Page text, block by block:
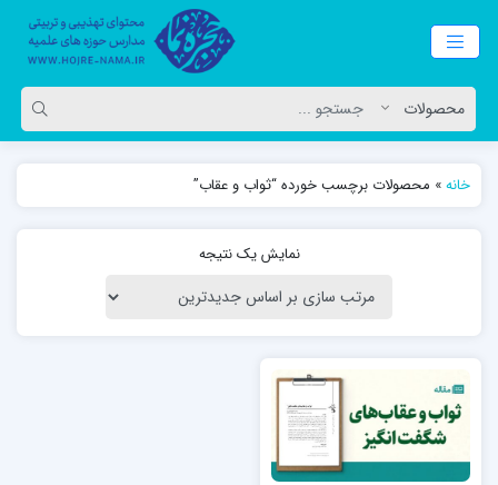
خانه» محصولات برچسب خورده “ثواب و عقاب”
نمایش یک نتیجه